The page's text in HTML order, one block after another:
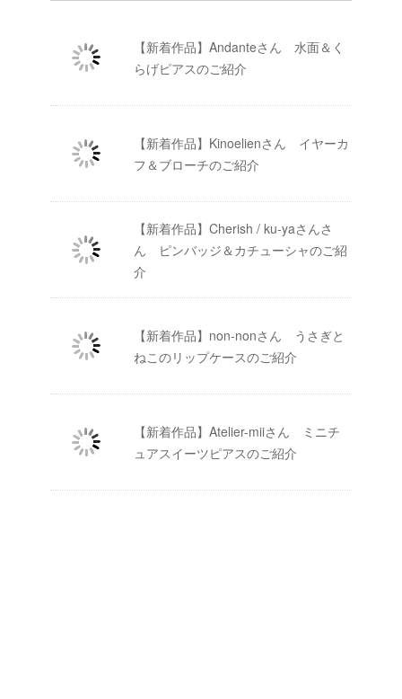
【新着作品】Andanteさん 水面＆く
らげピアスのご紹介
【新着作品】Kinoelienさん イヤーカ
フ＆ブローチのご紹介
【新着作品】Cherish / ku-yaさんさ
ん ピンバッジ＆カチューシャのご紹
介
【新着作品】non-nonさん うさぎと
ねこのリップケースのご紹介
【新着作品】Atelier-miiさん ミニチ
ュアスイーツピアスのご紹介